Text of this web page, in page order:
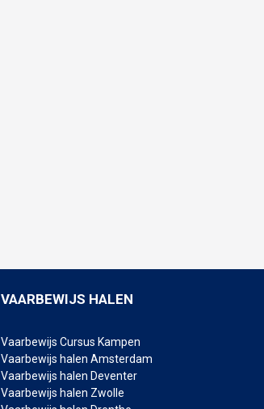
VAARBEWIJS HALEN
Vaarbewijs Cursus Kampen
Vaarbewijs halen Amsterdam
Vaarbewijs halen Deventer
Vaarbewijs halen Zwolle